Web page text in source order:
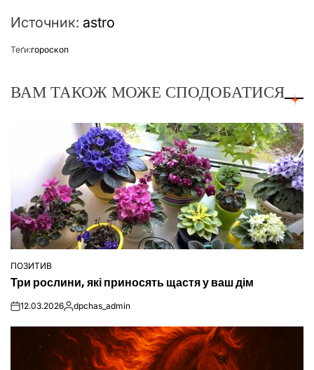
Источник: astro
Теґи:гороскоп
ВАМ ТАКОЖ МОЖЕ СПОДОБАТИСЯ
ОПУБЛІКУВАТИ
ПОЗИТИВ
Три рослини, які приносять щастя у ваш дім
on12.03.2026Опубліковано
dpchas_admin